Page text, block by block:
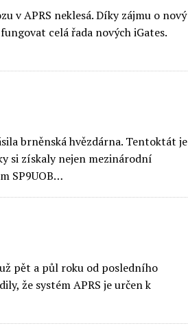
v APRS neklesá. Díky zájmu o nový
celá řada nových iGates.
brněnská hvězdárna. Tentoktát je
si získaly nejen mezinárodní
SP9UOB…
pět a půl roku od posledního
že systém APRS je určen k